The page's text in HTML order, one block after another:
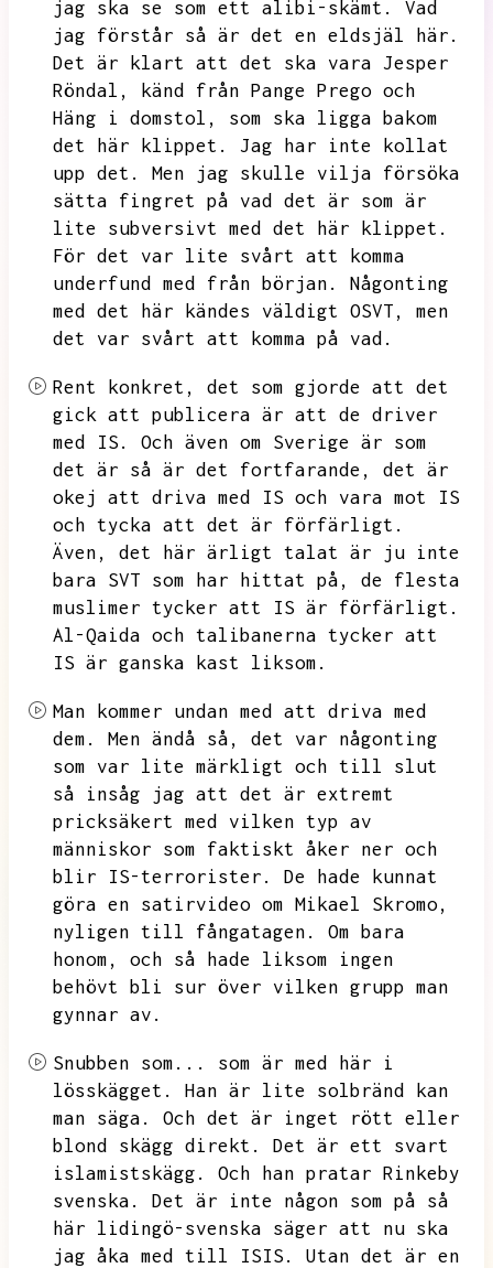
jag ska se som ett alibi-skämt.
Vad
jag förstår så är det en eldsjäl här.
Det är klart att det ska vara Jesper
Röndal,
känd från Pange Prego och
Häng i domstol,
som ska ligga bakom
det här klippet.
Jag har inte kollat
upp det.
Men jag skulle vilja försöka
sätta fingret på vad det är som är
lite subversivt med det här klippet.
För det var lite svårt att komma
underfund med från början.
Någonting
med det här kändes väldigt OSVT,
men
det var svårt att komma på vad.
Rent konkret,
det som gjorde att det
gick att publicera är att de driver
med IS.
Och även om Sverige är som
det är så är det fortfarande,
det är
okej att driva med IS och vara mot IS
och tycka att det är förfärligt.
Även,
det här ärligt talat är ju inte
bara SVT som har hittat på,
de flesta
muslimer tycker att IS är förfärligt.
Al-Qaida och talibanerna tycker att
IS är ganska kast liksom.
Man kommer undan med att driva med
dem.
Men ändå så,
det var någonting
som var lite märkligt och till slut
så insåg jag att det är extremt
pricksäkert med vilken typ av
människor som faktiskt åker ner och
blir IS-terrorister.
De hade kunnat
göra en satirvideo om Mikael Skromo,
nyligen till fångatagen.
Om bara
honom,
och så hade liksom ingen
behövt bli sur över vilken grupp man
gynnar av.
Snubben som...
som är med här i
lösskägget.
Han är lite solbränd kan
man säga.
Och det är inget rött eller
blond skägg direkt.
Det är ett svart
islamistskägg.
Och han pratar Rinkeby
svenska.
Det är inte någon som på så
här lidingö-svenska säger att nu ska
jag åka med till ISIS.
Utan det är en